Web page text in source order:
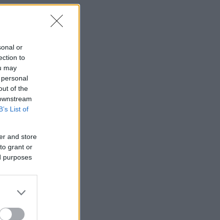
or
to
may
of the
List of
and store
grant or
purposes